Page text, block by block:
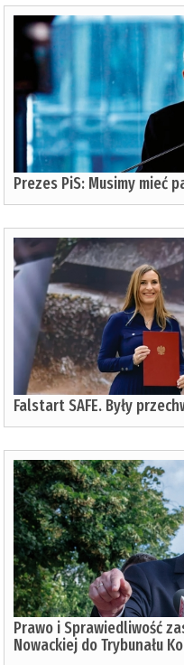
Prezes PiS: Musimy mieć
Falstart SAFE. Były
Prawo i Sprawiedliwość
Nowackiej do Trybunału